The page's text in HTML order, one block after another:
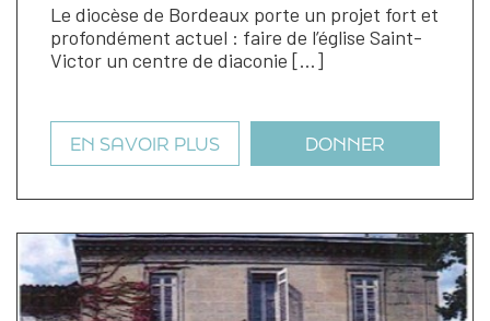
Le diocèse de Bordeaux porte un projet fort et
profondément actuel : faire de l’église Saint-
Victor un centre de diaconie […]
EN SAVOIR PLUS DONNER